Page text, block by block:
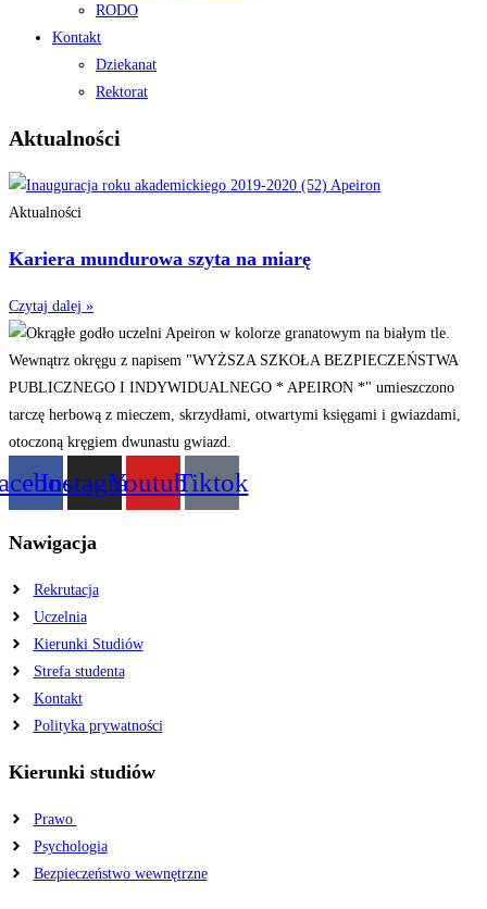
RODO
Kontakt
Dziekanat
Rektorat
Aktualności
Aktualności
Kariera mundurowa szyta na miarę
Czytaj dalej »
InstagramYoutubeTiktok
Nawigacja
Rekrutacja
Uczelnia
Kierunki Studiów
Strefa studenta
Kontakt
Polityka prywatności
Kierunki studiów
Prawo
Psychologia
Bezpieczeństwo wewnętrzne